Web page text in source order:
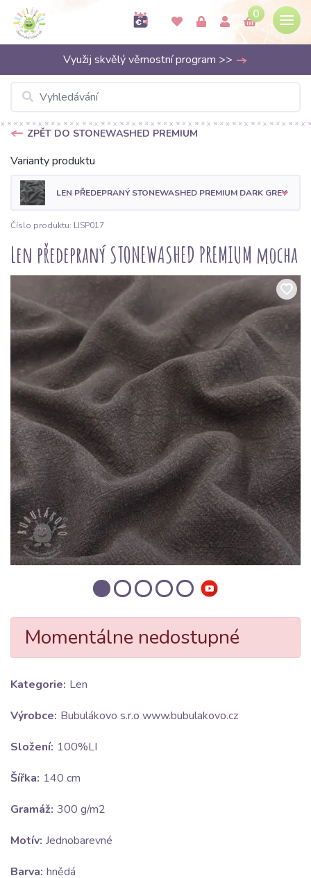
0
Využij skvělý věrnostní program >>
ZPĚT DO STONEWASHED PREMIUM
Varianty produktu
LEN PŘEDEPRANÝ STONEWASHED PREMIUM DARK GREY
Číslo produktu: LISP017
Len předepraný STONEWASHED PREMIUM mocha
Momentálne nedostupné
Kategorie: Len
Výrobce: Bubulákovo s.r.o www.bubulakovo.cz
Složení: 100%LI
Šířka: 140 cm
Gramáž: 300 g/m2
Motív: Jednobarevné
Barva: hnědá